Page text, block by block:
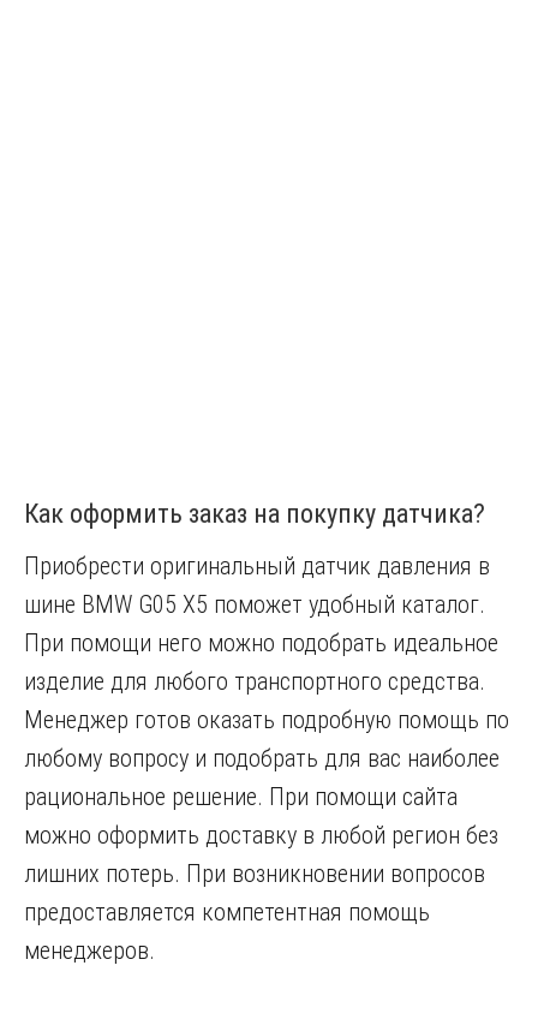
Как оформить заказ на покупку датчика?
Приобрести оригинальный датчик давления в
шине BMW G05 X5 поможет удобный каталог.
При помощи него можно подобрать идеальное
изделие для любого транспортного средства.
Менеджер готов оказать подробную помощь по
любому вопросу и подобрать для вас наиболее
рациональное решение. При помощи сайта
можно оформить доставку в любой регион без
лишних потерь. При возникновении вопросов
предоставляется компетентная помощь
менеджеров.